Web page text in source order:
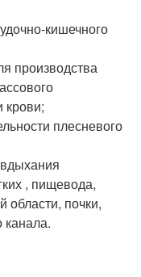
кишечного
производства
крови;
плесневого
, пищевода,
области, почки,
канала.